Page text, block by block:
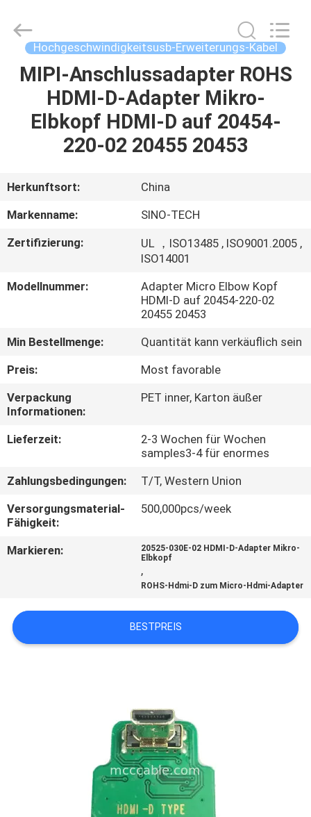
ZU
HAUSE
PRODUKTE
VIDEOS
UNS
WERKSBESICHTIGUNG
QUALITÄTSKONTROLLE
KONTAKT
MIT
UNS
NEUIGKEITEN
RECHTSSACHEN
EIN
ANGEBOT
DATENSCHUTZRICHTLINIE
Ltd..
Hochgeschwindigkeitsusb-Erweiterungs-Kabel
MIPI-Anschlussadapter ROHS
HDMI-D-Adapter Mikro-
Elbkopf HDMI-D auf 20454-
220-02 20455 20453
Herkunftsort:
China
Markenname:
SINO-TECH
Zertifizierung:
UL ，ISO13485 , ISO9001.2005 ,
ISO14001
Modellnummer:
Adapter Micro Elbow Kopf
HDMI-D auf 20454-220-02
20455 20453
Min Bestellmenge:
Quantität kann verkäuflich sein
Preis:
Most favorable
Verpackung
Informationen:
PET inner, Karton äußer
Lieferzeit:
2-3 Wochen für Wochen
samples3-4 für enormes
Zahlungsbedingungen:
T/T, Western Union
Versorgungsmaterial-
Fähigkeit:
500,000pcs/week
Markieren:
20525-030E-02 HDMI-D-Adapter Mikro-
Elbkopf
,
ROHS-Hdmi-D zum Micro-Hdmi-Adapter
BESTPREIS